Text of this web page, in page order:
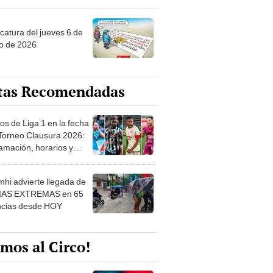
del jueves 6 de
de 2026
Recomendadas
de Liga 1 en la fecha
Clausura 2026:
horarios y
advierte llegada de
EXTREMAS en 65
desde HOY
al Circo!